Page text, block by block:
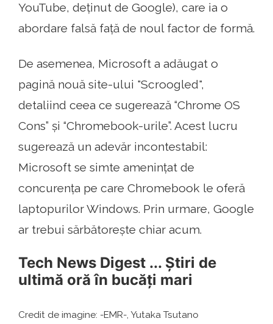
YouTube, deținut de Google), care ia o
abordare falsă față de noul factor de formă.
De asemenea, Microsoft a adăugat o
pagină nouă site-ului "Scroogled",
detaliind ceea ce sugerează “Chrome OS
Cons” și “Chromebook-urile”. Acest lucru
sugerează un adevăr incontestabil:
Microsoft se simte amenințat de
concurența pe care Chromebook le oferă
laptopurilor Windows. Prin urmare, Google
ar trebui sărbătorește chiar acum.
Tech News Digest ... Știri de
ultimă oră în bucăți mari
Credit de imagine: -EMR-, Yutaka Tsutano